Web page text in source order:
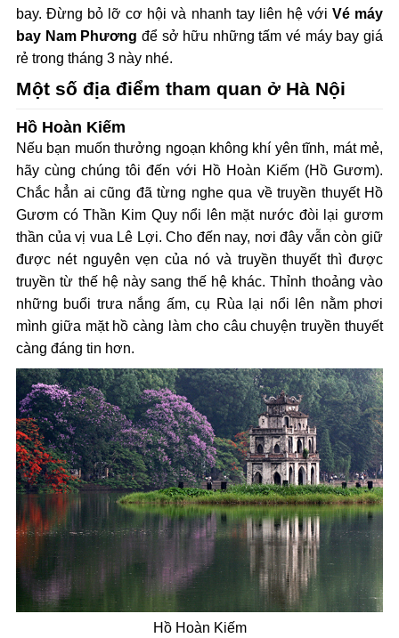
bay. Đừng bỏ lỡ cơ hội và nhanh tay liên hệ với Vé máy
bay Nam Phương để sở hữu những tấm vé máy bay giá
rẻ trong tháng 3 này nhé.
Một số địa điểm tham quan ở Hà Nội
Hồ Hoàn Kiếm
Nếu bạn muốn thưởng ngoạn không khí yên tĩnh, mát mẻ,
hãy cùng chúng tôi đến với Hồ Hoàn Kiếm (Hồ Gươm).
Chắc hẳn ai cũng đã từng nghe qua về truyền thuyết Hồ
Gươm có Thần Kim Quy nổi lên mặt nước đòi lại gươm
thần của vị vua Lê Lợi. Cho đến nay, nơi đây vẫn còn giữ
được nét nguyên vẹn của nó và truyền thuyết thì được
truyền từ thế hệ này sang thế hệ khác. Thỉnh thoảng vào
những buổi trưa nắng ấm, cụ Rùa lại nổi lên nằm phơi
mình giữa mặt hồ càng làm cho câu chuyện truyền thuyết
càng đáng tin hơn.
Hồ Hoàn Kiếm